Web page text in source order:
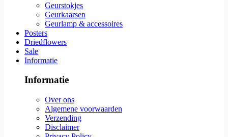
Geurstokjes
Geurkaarsen
Geurlamp & accessoires
Posters
Driedflowers
Sale
Informatie
Informatie
Over ons
Algemene voorwaarden
Verzending
Disclaimer